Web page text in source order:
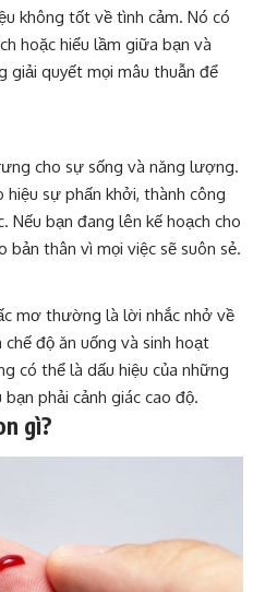
không tốt về tình cảm. Nó có
hoặc hiểu lầm giữa bạn và
giải quyết mọi mâu thuẫn để
cho sự sống và năng lượng.
sự phấn khởi, thành công
Nếu bạn đang lên kế hoạch cho
thân vì mọi việc sẽ suôn sẻ.
mơ thường là lời nhắc nhở về
chế độ ăn uống và sinh hoạt
có thể là dấu hiệu của những
phải cảnh giác cao độ.
gì?